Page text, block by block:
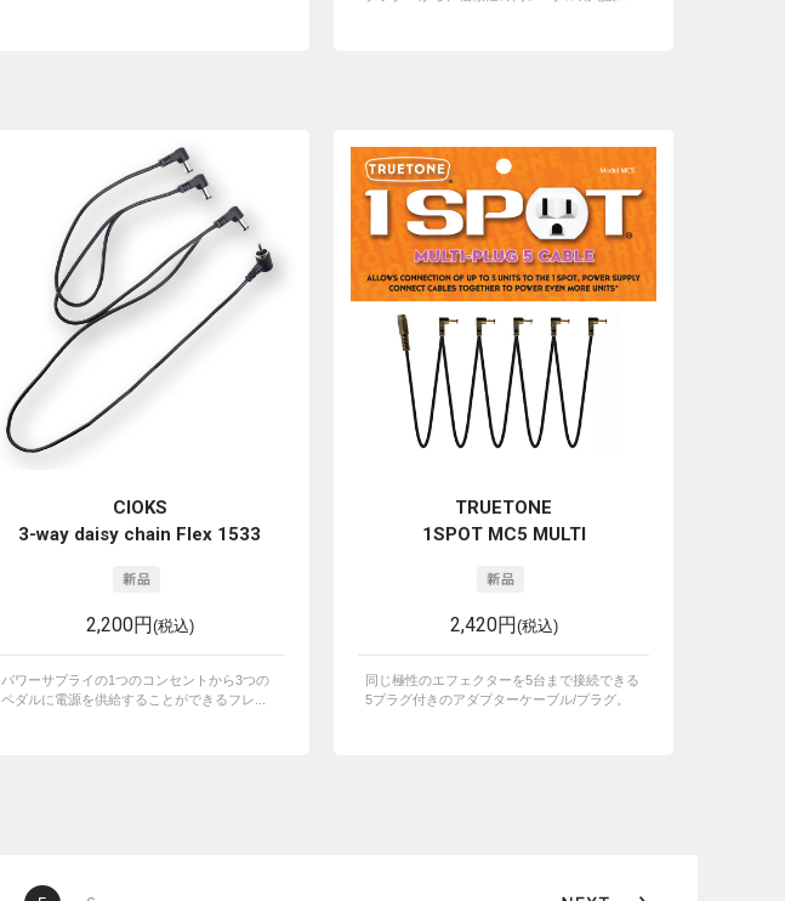
CIOKS
3-way daisy chain Flex 1533
2,200円(税込)
パワーサプライの1つのコンセントから3つの
ペダルに電源を供給することができるフレ...
TRUETONE
1SPOT MC5 MULTI
2,420円(税込)
同じ極性のエフェクターを5台まで接続できる
5プラグ付きのアダプターケーブル/プラグ。